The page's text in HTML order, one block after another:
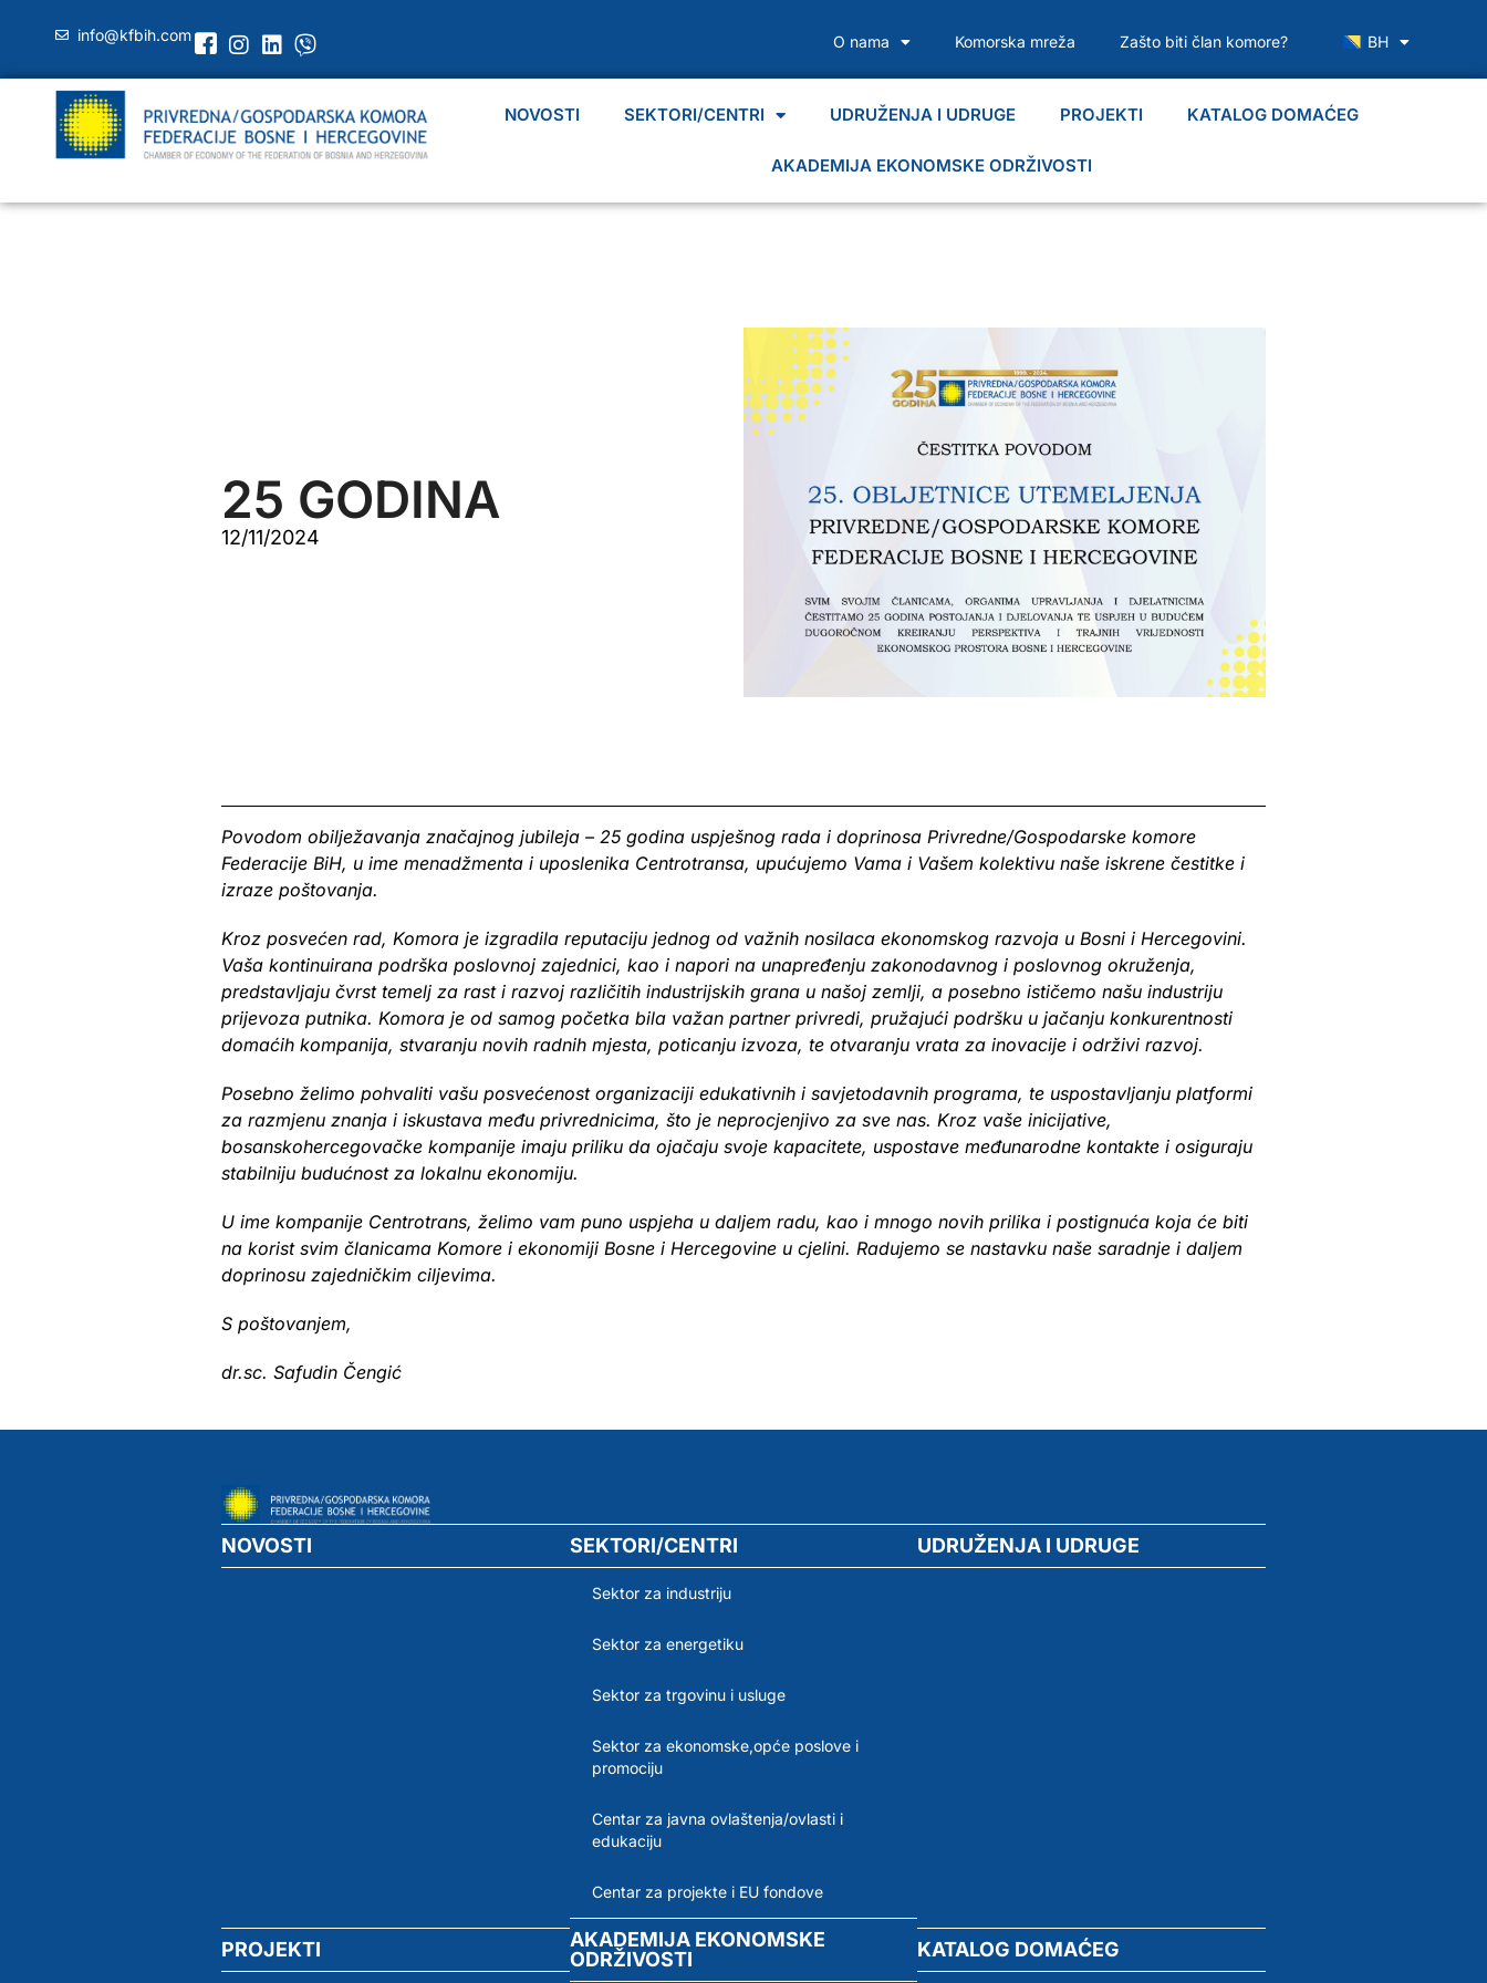
info@kfbih.com O nama Komorska mreža Zašto biti član komore? BH
NOVOSTI SEKTORI/CENTRI UDRUŽENJA I UDRUGE PROJEKTI KATALOG DOMAĆEG
AKADEMIJA EKONOMSKE ODRŽIVOSTI
25 GODINA
12/11/2024
Povodom obilježavanja značajnog jubileja – 25 godina uspješnog rada i doprinosa Privredne/Gospodarske komore
Federacije BiH, u ime menadžmenta i uposlenika Centrotransa, upućujemo Vama i Vašem kolektivu naše iskrene čestitke i
izraze poštovanja.
Kroz posvećen rad, Komora je izgradila reputaciju jednog od važnih nosilaca ekonomskog razvoja u Bosni i Hercegovini.
Vaša kontinuirana podrška poslovnoj zajednici, kao i napori na unapređenju zakonodavnog i poslovnog okruženja,
predstavljaju čvrst temelj za rast i razvoj različitih industrijskih grana u našoj zemlji, a posebno ističemo našu industriju
prijevoza putnika. Komora je od samog početka bila važan partner privredi, pružajući podršku u jačanju konkurentnosti
domaćih kompanija, stvaranju novih radnih mjesta, poticanju izvoza, te otvaranju vrata za inovacije i održivi razvoj.
Posebno želimo pohvaliti vašu posvećenost organizaciji edukativnih i savjetodavnih programa, te uspostavljanju platformi
za razmjenu znanja i iskustava među privrednicima, što je neprocjenjivo za sve nas. Kroz vaše inicijative,
bosanskohercegovačke kompanije imaju priliku da ojačaju svoje kapacitete, uspostave međunarodne kontakte i osiguraju
stabilniju budućnost za lokalnu ekonomiju.
U ime kompanije Centrotrans, želimo vam puno uspjeha u daljem radu, kao i mnogo novih prilika i postignuća koja će biti
na korist svim članicama Komore i ekonomiji Bosne i Hercegovine u cjelini. Radujemo se nastavku naše saradnje i daljem
doprinosu zajedničkim ciljevima.
S poštovanjem,
dr.sc. Safudin Čengić
NOVOSTI SEKTORI/CENTRI
Sektor za industriju
Sektor za energetiku
Sektor za trgovinu i usluge
Sektor za ekonomske,opće poslove i
promociju
Centar za javna ovlaštenja/ovlasti i
edukaciju
Centar za projekte i EU fondove
UDRUŽENJA I UDRUGE
PROJEKTI
AKADEMIJA EKONOMSKE
ODRŽIVOSTI
KATALOG DOMAĆEG